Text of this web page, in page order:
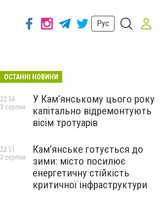
Рус
ОСТАННІ НОВИНИ
У Кам’янському цього року
капітально відремонтують
вісім тротуарів
22:56
3 серпня
Кам’янське готується до
зими: місто посилює
енергетичну стійкість
критичної інфраструктури
22:51
3 серпня